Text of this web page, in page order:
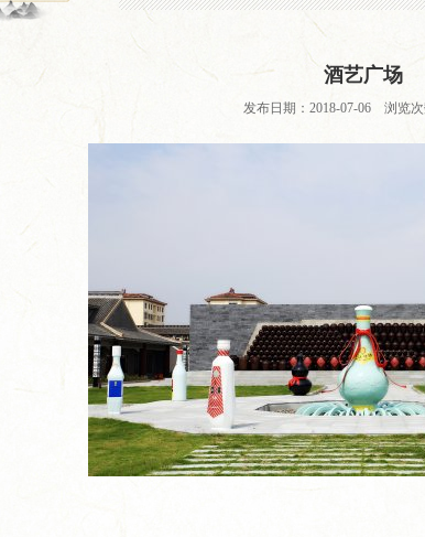
酒艺广场
发布日期：2018-07-06 浏览次